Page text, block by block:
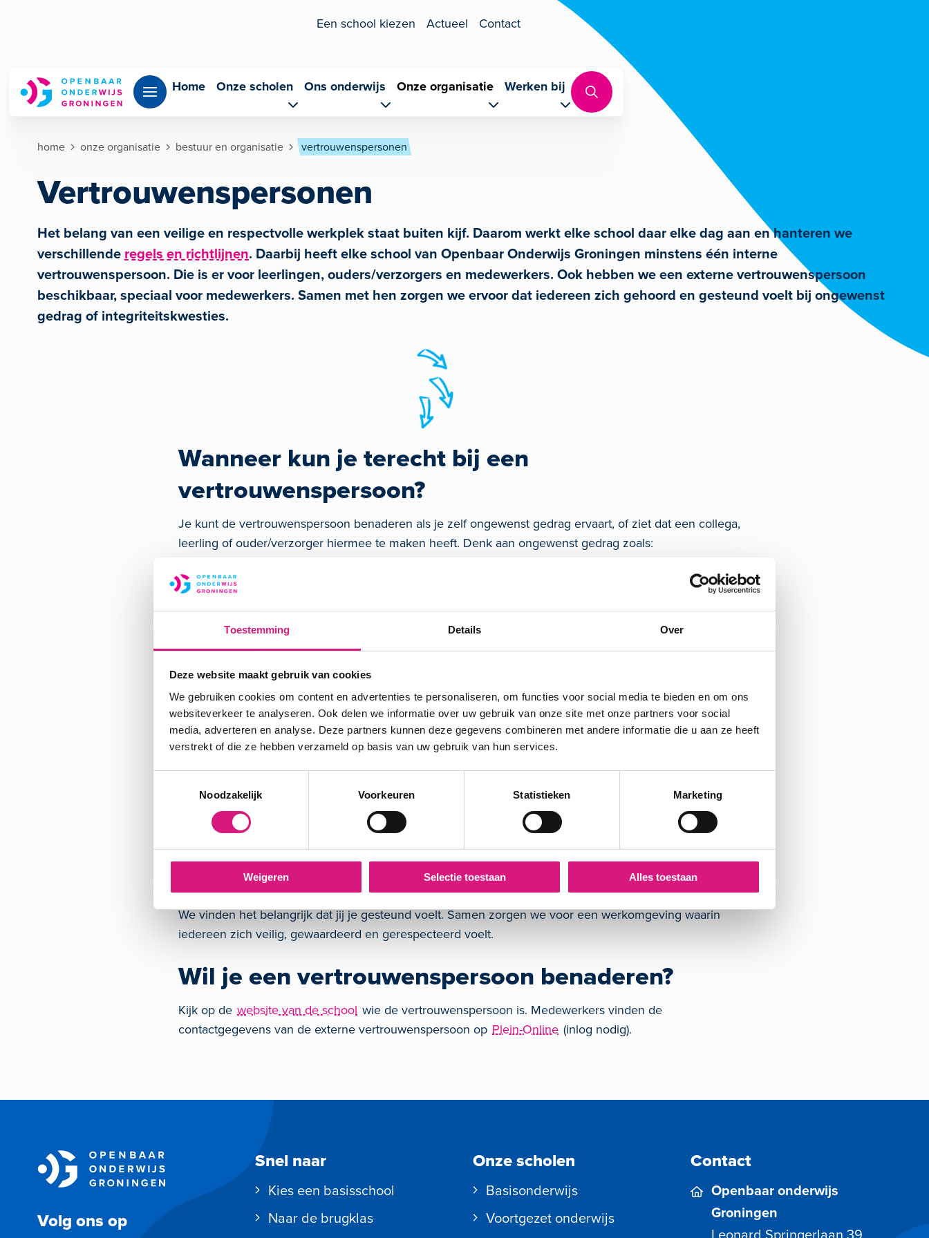
Toestemming Details Over
Deze website maakt gebruik van cookies
We gebruiken cookies om content en advertenties te personaliseren, om functies voor social media te bieden en om ons
websiteverkeer te analyseren. Ook delen we informatie over uw gebruik van onze site met onze partners voor social
media, adverteren en analyse. Deze partners kunnen deze gegevens combineren met andere informatie die u aan ze heeft
verstrekt of die ze hebben verzameld op basis van uw gebruik van hun services.
Noodzakelijk
Voorkeuren Statistieken Marketing
Weigeren Selectie toestaan Alles toestaan
Een school kiezen
Actueel Contact
Home Onze scholen Ons onderwijs Onze organisatie Werken bij
Kruimelpad
home onze organisatie bestuur en organisatie vertrouwenspersonen
Vertrouwenspersonen
Het belang van een veilige en respectvolle werkplek staat buiten kijf. Daarom werkt elke school daar elke dag aan en hanteren we
verschillende regels en richtlijnen. Daarbij heeft elke school van Openbaar Onderwijs Groningen minstens één interne
vertrouwenspersoon. Die is er voor leerlingen, ouders/verzorgers en medewerkers. Ook hebben we een externe vertrouwenspersoon
beschikbaar, speciaal voor medewerkers. Samen met hen zorgen we ervoor dat iedereen zich gehoord en gesteund voelt bij ongewenst
gedrag of integriteitskwesties.
Wanneer kun je terecht bij een
vertrouwenspersoon?
Je kunt de vertrouwenspersoon benaderen als je zelf ongewenst gedrag ervaart, of ziet dat een collega,
leerling of ouder/verzorger hiermee te maken heeft. Denk aan ongewenst gedrag zoals:
seksuele intimidatie
discriminatie
pesten
sociale uitsluiting of negeren
verbale, fysieke of psychische agressie
stalking
Ook met vermoedens van onbetrouwbaar of onethisch gedrag, zoals diefstal, fraude of
belangenverstrengeling, kun je bij de vertrouwenspersoon terecht. Dat geldt ook voor signalen van
misbruik van informatie, bevoegdheden of bedrijfsmiddelen.
Wat doet de vertrouwenspersoon?
De vertrouwenspersoon biedt een luisterend oor, denkt met je mee en bespreekt welke stappen mogelijk
bemiddeling is soms mogelijk. Daarnaast kan de vertrouwenspersoon adviseren over het inschakelen van
andere instanties of ondersteuning.
We vinden het belangrijk dat jij je gesteund voelt. Samen zorgen we voor een werkomgeving waarin
iedereen zich veilig, gewaardeerd en gerespecteerd voelt.
Wil je een vertrouwenspersoon benaderen?
Kijk op de website van de school wie de vertrouwenspersoon is. Medewerkers vinden de
contactgegevens van de externe vertrouwenspersoon op Plein-Online (inlog nodig).
Volg ons op
Snel naar
Kies een basisschool
Naar de brugklas
Onze scholen
Basisonderwijs
Voortgezet onderwijs
Contact
Openbaar onderwijs
Groningen